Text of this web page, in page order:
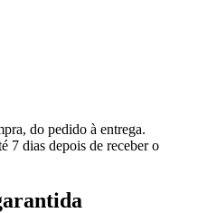
do pedido à entrega.
7 dias depois de receber o